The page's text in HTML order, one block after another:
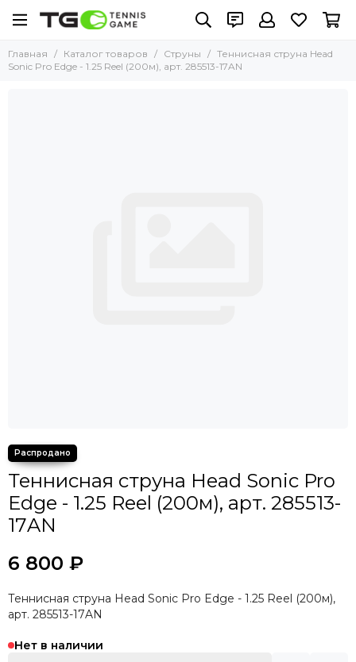
Главная Каталог товаров Струны
Теннисная струна Head
Sonic Pro Edge - 1.25 Reel (200м), арт. 285513-17AN
Теннисная струна Head Sonic Pro
Edge - 1.25 Reel (200м), арт. 285513-
17AN
6 800 ₽
Теннисная струна Head Sonic Pro Edge - 1.25 Reel (200м),
арт. 285513-17AN
Нет в наличии